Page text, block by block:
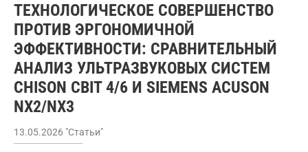
ТЕХНОЛОГИЧЕСКОЕ СОВЕРШЕНСТВО
ПРОТИВ ЭРГОНОМИЧНОЙ
ЭФФЕКТИВНОСТИ: СРАВНИТЕЛЬНЫЙ
АНАЛИЗ УЛЬТРАЗВУКОВЫХ СИСТЕМ
CHISON CBIT 4/6 И SIEMENS ACUSON
NX2/NX3
13.05.2026 "Статьи"